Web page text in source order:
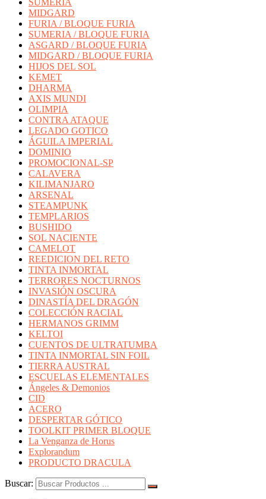
SUMERIA
MIDGARD
FURIA / BLOQUE FURIA
SUMERIA / BLOQUE FURIA
ASGARD / BLOQUE FURIA
MIDGARD / BLOQUE FURIA
HIJOS DEL SOL
KEMET
DHARMA
AXIS MUNDI
OLIMPIA
CONTRA ATAQUE
LEGADO GOTICO
ÁGUILA IMPERIAL
DOMINIO
PROMOCIONAL-SP
CALAVERA
KILIMANJARO
ARSENAL
STEAMPUNK
TEMPLARIOS
BUSHIDO
SOL NACIENTE
CAMELOT
REEDICION DEL RETO
TINTA INMORTAL
TERRORES NOCTURNOS
INVASIÓN OSCURA
DINASTÍA DEL DRAGÓN
COLECCIÓN RACIAL
HERMANOS GRIMM
KELTOI
CUENTOS DE ULTRATUMBA
TINTA INMORTAL SIN FOIL
TIERRA AUSTRAL
ESCUELAS ELEMENTALES
Ángeles & Demonios
CID
ACERO
DESPERTAR GÓTICO
TOOLKIT PRIMER BLOQUE
La Venganza de Horus
Explorandum
PRODUCTO DRACULA
Buscar: